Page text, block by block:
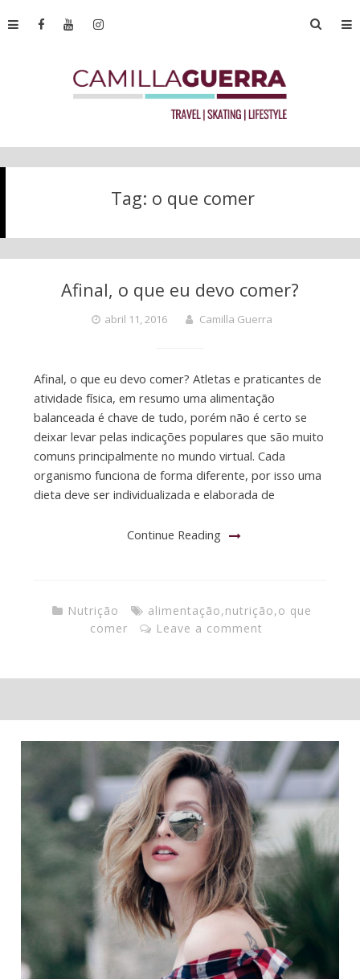
Tag: o que comer
Afinal, o que eu devo comer?
abril 11, 2016 Camilla Guerra
Afinal, o que eu devo comer? Atletas e praticantes de
atividade física, em resumo uma alimentação
balanceada é chave de tudo, porém não é certo se
deixar levar pelas indicações populares que são muito
comuns principalmente no mundo virtual. Cada
organismo funciona de forma diferente, por isso uma
dieta deve ser individualizada e elaborada de
Continue Reading
Nutrição alimentação,nutrição,o que
comer
Leave a comment